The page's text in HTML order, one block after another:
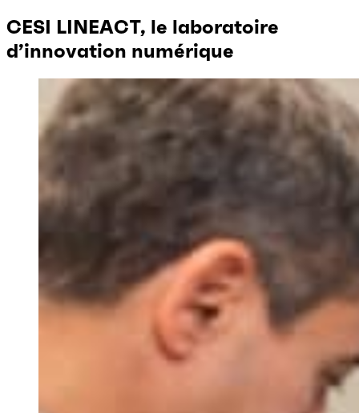
CESI LINEACT, le laboratoire
d’innovation numérique